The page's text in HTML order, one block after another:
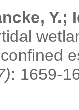
Y.;
: 1659-